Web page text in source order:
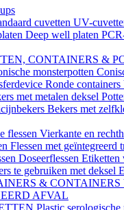
cuvetten UV-
Deep well platen
CONTAINERS &
monsterpotten
Ronde containers
met metalen deksel
Bekers met
flessen Vierkante en
Flessen met geïntegreerd
Doseerflessen Etiketten
te gebruiken met deksel
& CONTAINERS
AFVAL